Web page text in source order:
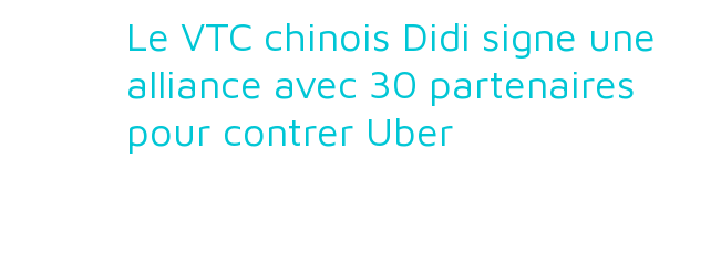
Le VTC chinois Didi signe une
alliance avec 30 partenaires
pour contrer Uber